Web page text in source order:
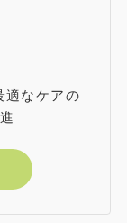
なケアの